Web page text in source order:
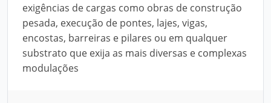
exigências de cargas como obras de construção
pesada, execução de pontes, lajes, vigas,
encostas, barreiras e pilares ou em qualquer
substrato que exija as mais diversas e complexas
modulações